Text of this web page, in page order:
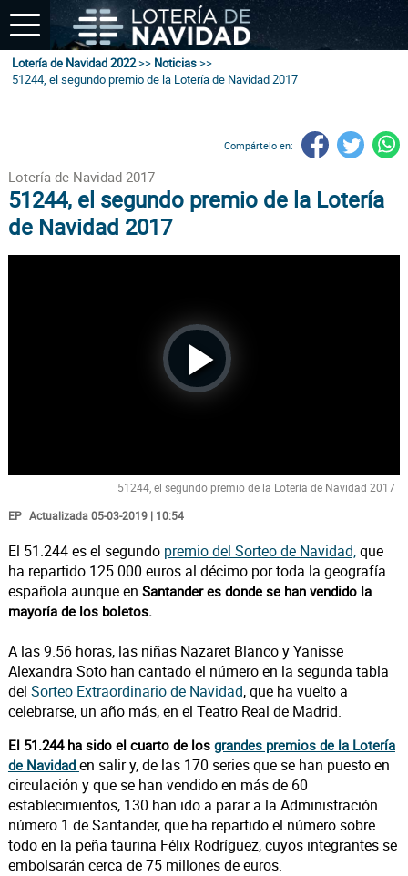
Lotería de Navidad 2022>> Noticias>>
51244, el segundo premio de la Lotería de Navidad 2017
Compártelo en:
Lotería de Navidad 2017
51244, el segundo premio de la Lotería
de Navidad 2017
Play
51244, el segundo premio de la Lotería de Navidad 2017
EP Actualizada 05-03-2019 | 10:54
El 51.244 es el segundo premio del Sorteo de Navidad,que
ha repartido 125.000 euros al décimo por toda la geografía
española aunque en Santander es donde se han vendido la
mayoría de los boletos.
A las 9.56 horas, las niñas Nazaret Blanco y Yanisse
Alexandra Soto han cantado el número en la segunda tabla
del Sorteo Extraordinario de Navidad, que ha vuelto a
celebrarse, un año más, en el Teatro Real de Madrid.
El 51.244 ha sido el cuarto de los grandes premios de la Lotería
de Navidad en salir y, de las 170 series que se han puesto en
circulación y que se han vendido en más de 60
establecimientos, 130 han ido a parar a la Administración
número 1 de Santander, que ha repartido el número sobre
todo en la peña taurina Félix Rodríguez, cuyos integrantes se
embolsarán cerca de 75 millones de euros.